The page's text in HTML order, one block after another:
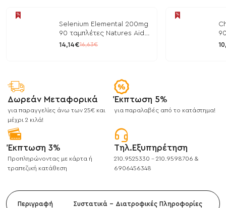
Selenium Elemental 200mg
90 ταμπλέτες Natures Aid
/ Μέταλλα
14,14€16,63€
/
Δωρεάν Μεταφορικά
για παραγγελίες άνω των 25€ και
μέχρι 2 κιλά!
Έκπτωση 5%
για παραλαβές από το κατάστημα!
Έκπτωση 3%
Προπληρώνοντας με κάρτα ή
τραπεζική κατάθεση
Τηλ.Εξυπηρέτηση
210.9525330 - 210.9598706 &
6906456348
Περιγραφή Συστατικά - Διατροφικές Πληροφορίες